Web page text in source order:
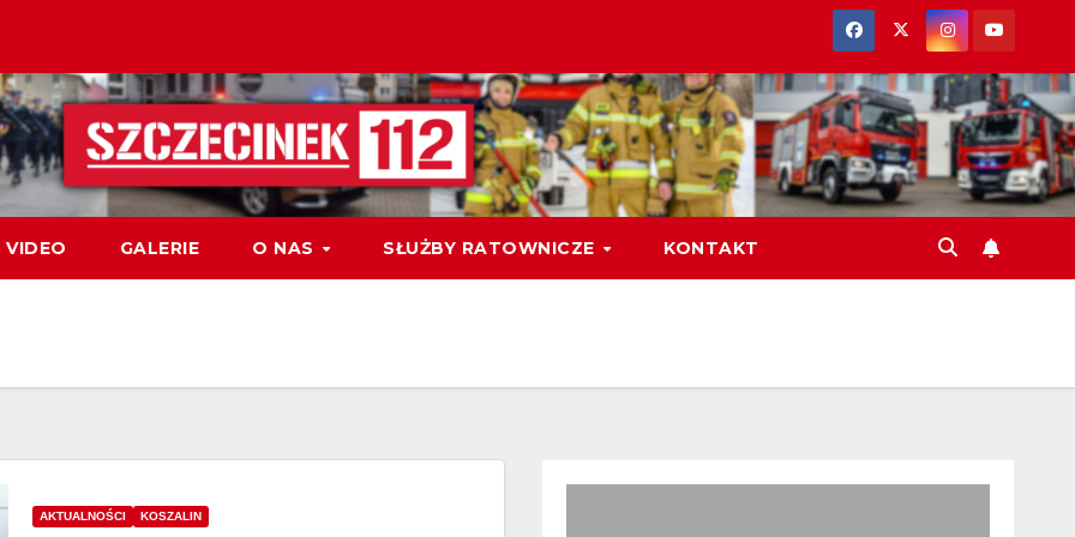
VIDEO GALERIE O NAS SŁUŻBY RATOWNICZE KONTAKT
AKTUALNOŚCI KOSZALIN